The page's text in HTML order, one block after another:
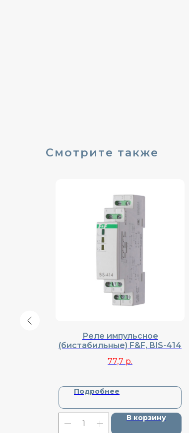
Смотрите также
Реле импульсное
(бистабильные) F&F, BIS-414
77,7 р.
Подробнее
В корзину